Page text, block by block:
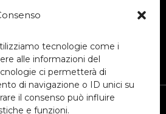
tecnologie come i
alle informazioni del
ci permetterà di
di navigazione o ID unici su
il consenso può influire
e funzioni.